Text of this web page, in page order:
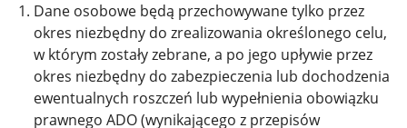
Dane osobowe będą przechowywane tylko przez
okres niezbędny do zrealizowania określonego celu,
w którym zostały zebrane, a po jego upływie przez
okres niezbędny do zabezpieczenia lub dochodzenia
ewentualnych roszczeń lub wypełnienia obowiązku
prawnego ADO (wynikającego z przepisów